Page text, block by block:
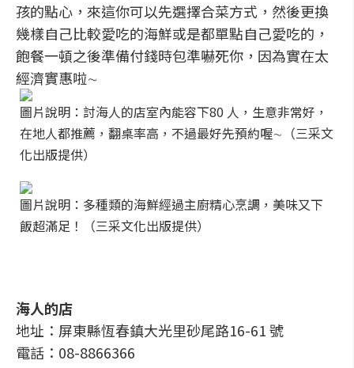
孩的點心，來這你可以先選擇合菜方式，然後更換
幾樣自己比較愛吃的海鮮或是都單點自己愛吃的，
飽餐一頓之後準備付錢時包準嚇死你，因為實在太
經濟實惠啦∼
圖片說明：討海人的店室內能容下80 人，生意非常好，
在地人都推薦，翻桌率高，不過最好先預約喔∼（三采文
化出版提供）
圖片說明：多種類的海鮮經過主廚精心烹調，美味又下
飯超滿足！（三采文化出版提供）
海人的店
地址：屏東縣恆春鎮大光里砂尾路16-61 號
電話：08-8866366